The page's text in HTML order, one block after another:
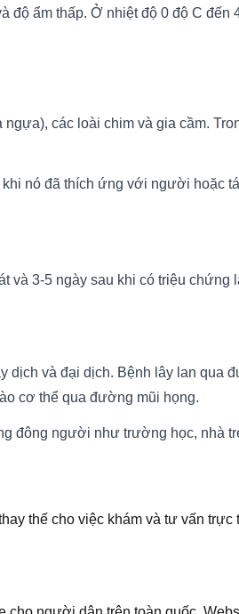
ẩm thấp. Ở nhiệt độ 0 độ C
các loài chim và gia cầm.
nó đã thích ứng với người
và 3-5 ngày sau khi có triệu chứng
dịch và đại dịch. Bệnh lây lan
cơ thể qua đường mũi họng.
đông người như trường học, nhà
thế cho việc khám và tư vấn